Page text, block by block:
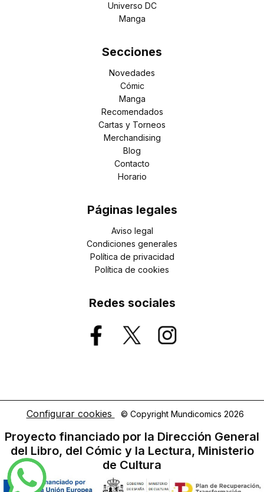
Universo DC
Manga
Secciones
Novedades
Cómic
Manga
Recomendados
Cartas y Torneos
Merchandising
Blog
Contacto
Horario
Páginas legales
Aviso legal
Condiciones generales
Política de privacidad
Política de cookies
Redes sociales
Configurar cookies © Copyright Mundicomics 2026
Proyecto financiado por la Dirección General
del Libro, del Cómic y la Lectura, Ministerio
de Cultura